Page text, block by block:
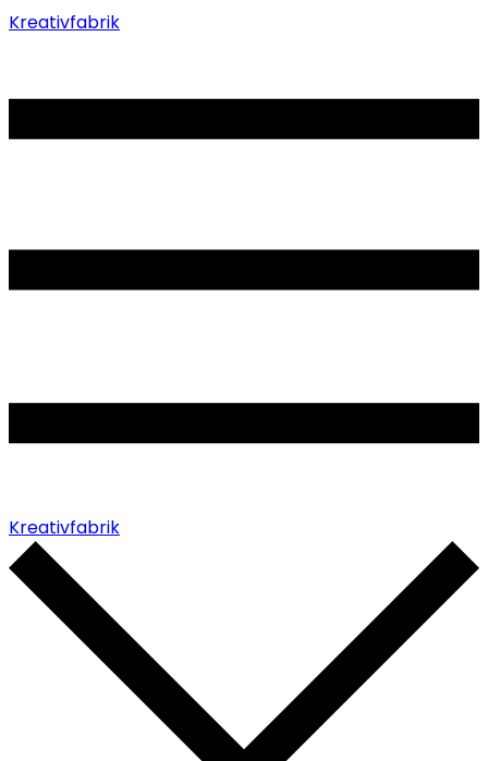
Kreativfabrik
Kreativfabrik